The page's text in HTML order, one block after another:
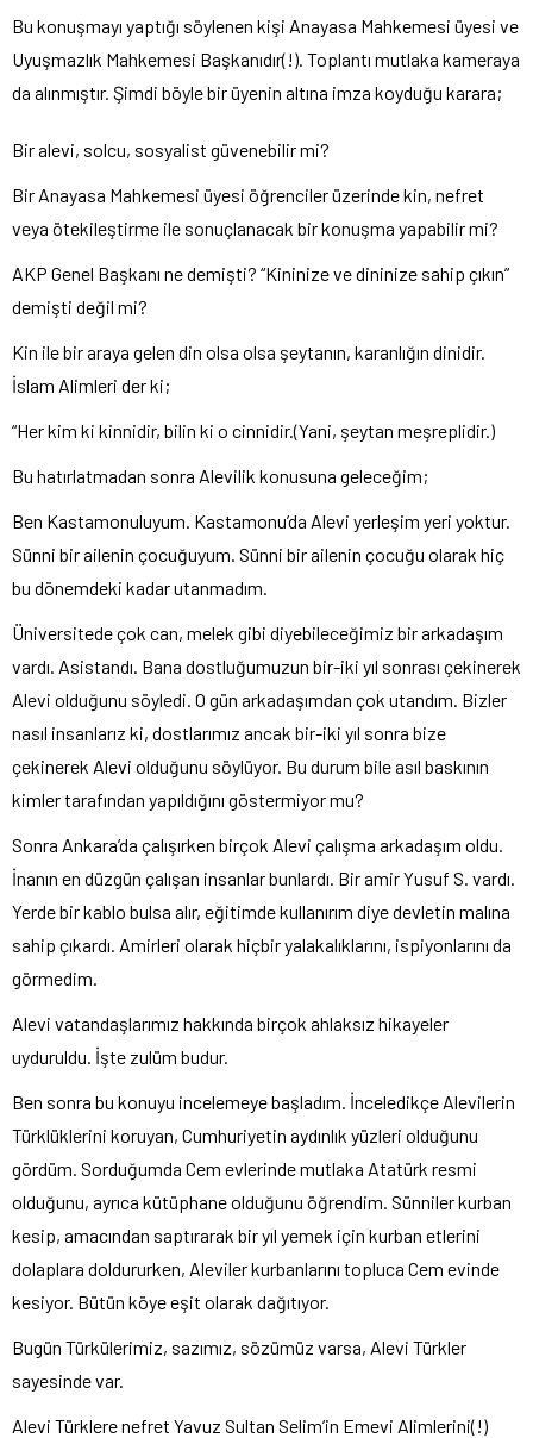
Bu konuşmayı yaptığı söylenen kişi Anayasa Mahkemesi üyesi ve
Uyuşmazlık Mahkemesi Başkanıdır(!). Toplantı mutlaka kameraya
da alınmıştır. Şimdi böyle bir üyenin altına imza koyduğu karara;
Bir alevi, solcu, sosyalist güvenebilir mi?
Bir Anayasa Mahkemesi üyesi öğrenciler üzerinde kin, nefret
veya ötekileştirme ile sonuçlanacak bir konuşma yapabilir mi?
AKP Genel Başkanı ne demişti? “Kininize ve dininize sahip çıkın”
demişti değil mi?
Kin ile bir araya gelen din olsa olsa şeytanın, karanlığın dinidir.
İslam Alimleri der ki;
“Her kim ki kinnidir, bilin ki o cinnidir.(Yani, şeytan meşreplidir.)
Bu hatırlatmadan sonra Alevilik konusuna geleceğim;
Ben Kastamonuluyum. Kastamonu’da Alevi yerleşim yeri yoktur.
Sünni bir ailenin çocuğuyum. Sünni bir ailenin çocuğu olarak hiç
bu dönemdeki kadar utanmadım.
Üniversitede çok can, melek gibi diyebileceğimiz bir arkadaşım
vardı. Asistandı. Bana dostluğumuzun bir-iki yıl sonrası çekinerek
Alevi olduğunu söyledi. O gün arkadaşımdan çok utandım. Bizler
nasıl insanlarız ki, dostlarımız ancak bir-iki yıl sonra bize
çekinerek Alevi olduğunu söylüyor. Bu durum bile asıl baskının
kimler tarafından yapıldığını göstermiyor mu?
Sonra Ankara’da çalışırken birçok Alevi çalışma arkadaşım oldu.
İnanın en düzgün çalışan insanlar bunlardı. Bir amir Yusuf S. vardı.
Yerde bir kablo bulsa alır, eğitimde kullanırım diye devletin malına
sahip çıkardı. Amirleri olarak hiçbir yalakalıklarını, ispiyonlarını da
görmedim.
Alevi vatandaşlarımız hakkında birçok ahlaksız hikayeler
uyduruldu. İşte zulüm budur.
Ben sonra bu konuyu incelemeye başladım. İnceledikçe Alevilerin
Türklüklerini koruyan, Cumhuriyetin aydınlık yüzleri olduğunu
gördüm. Sorduğumda Cem evlerinde mutlaka Atatürk resmi
olduğunu, ayrıca kütüphane olduğunu öğrendim. Sünniler kurban
kesip, amacından saptırarak bir yıl yemek için kurban etlerini
dolaplara doldururken, Aleviler kurbanlarını topluca Cem evinde
kesiyor. Bütün köye eşit olarak dağıtıyor.
Bugün Türkülerimiz, sazımız, sözümüz varsa, Alevi Türkler
sayesinde var.
Alevi Türklere nefret Yavuz Sultan Selim’in Emevi Alimlerini(!)